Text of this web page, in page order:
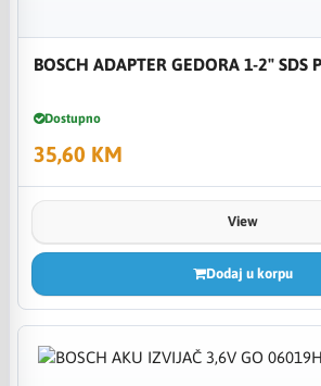
BOSCH ADAPTER GEDORA 1-2" SDS
Dostupno
35,60 KM
View
Dodaj u korpu